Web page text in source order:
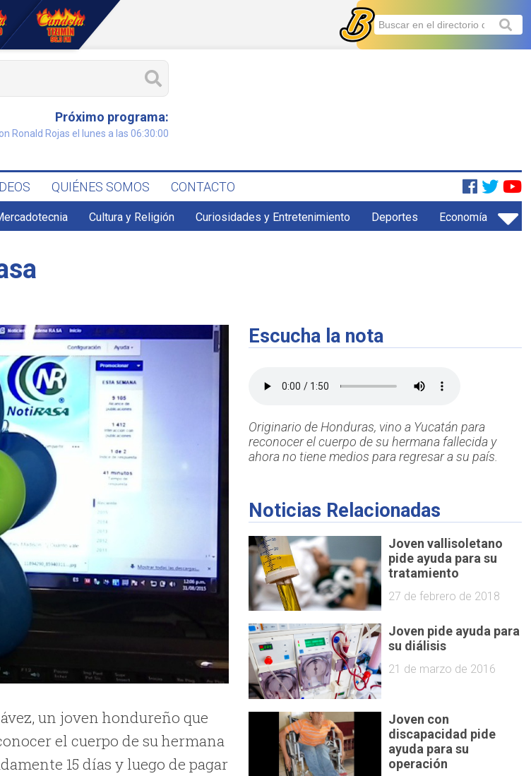
Próximo programa:
Ronald Rojas el lunes a las 06:30:00
QUIÉNES SOMOS CONTACTO
Cultura y Religión Curiosidades y Entretenimiento Deportes Economía
un joven hondureño que
el cuerpo de su hermana
15 días y luego de pagar
Escucha la nota
Originario de Honduras, vino a Yucatán para
reconocer el cuerpo de su hermana fallecida y
ahora no tiene medios para regresar a su país.
Noticias Relacionadas
Joven vallisoletano
pide ayuda para su
tratamiento
27 de febrero de 2018
Joven pide ayuda para
su diálisis
21 de marzo de 2016
Joven con
discapacidad pide
ayuda para su
operación